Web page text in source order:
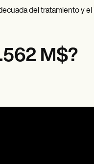
del tratamiento y
M$?